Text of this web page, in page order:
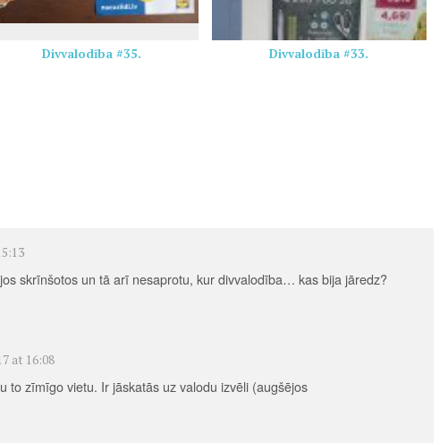
Divvalodība #35. Divvalodība #33.
skrīnšotos un tā arī nesaprotu, kur divvalodība… kas bija jāredz?
at 16:08
to zīmīgo vietu. Ir jāskatās uz valodu izvēli (augšējos